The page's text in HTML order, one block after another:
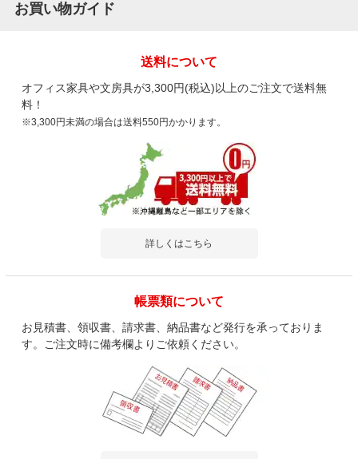
お買い物ガイド
送料について
オフィス家具や文房具が3,300円(税込)以上のご注文で送料無
料！
※3,300円未満の場合は送料550円かかります。
詳しくはこちら
帳票類について
お見積書、領収書、請求書、納品書など発行を承っておりま
す。ご注文時に備考欄よりご依頼ください。